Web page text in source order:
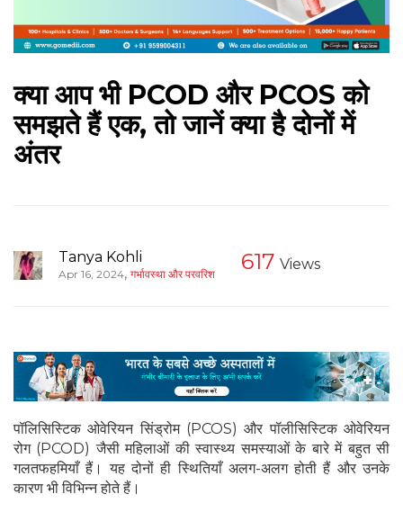
क्या आप भी PCOD और PCOS को
समझते हैं एक, तो जानें क्या है दोनों में
अंतर
Tanya Kohli
Apr 16, 2024, गर्भावस्था और परवरिश 617 Views
पॉलिसिस्टिक ओवेरियन सिंड्रोम (PCOS) और पॉलीसिस्टिक ओवेरियन
रोग (PCOD) जैसी महिलाओं की स्वास्थ्य समस्याओं के बारे में बहुत सी
गलतफहमियाँ हैं। यह दोनों ही स्थितियाँ अलग-अलग होती हैं और उनके
कारण भी विभिन्न होते हैं।